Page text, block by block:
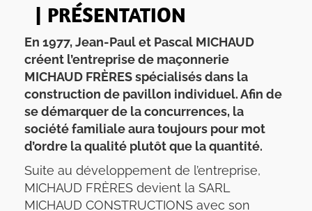
| PRÉSENTATION
En 1977, Jean-Paul et Pascal MICHAUD
créent l’entreprise de maçonnerie
MICHAUD FRÈRES spécialisés dans la
construction de pavillon individuel. Afin de
se démarquer de la concurrences, la
société familiale aura toujours pour mot
d’ordre la qualité plutôt que la quantité.
Suite au développement de l’entreprise,
MICHAUD FRÈRES devient la SARL
MICHAUD CONSTRUCTIONS avec son